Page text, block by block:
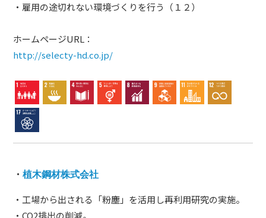
・雇用の途切れない環境づくりを行う（１２）
ホームページURL：
http://selecty-hd.co.jp/
・植木鋼材株式会社
・工場から出される「粉塵」を活用し再利用研究の実施。
・CO2排出の削減。